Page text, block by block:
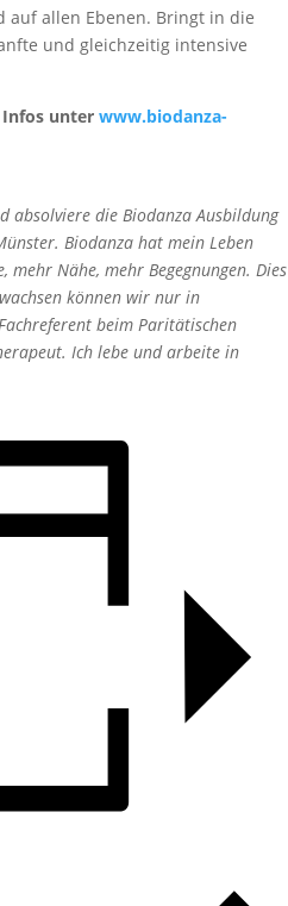
auf allen Ebenen. Bringt in die
und gleichzeitig intensive
unter www.biodanza-
absolviere die Biodanza Ausbildung
Biodanza hat mein Leben
Nähe, mehr Begegnungen. Dies
können wir nur in
beim Paritätischen
Ich lebe und arbeite in